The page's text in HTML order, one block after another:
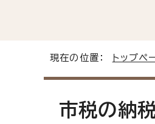
現在の位置： トップペ
市税の納